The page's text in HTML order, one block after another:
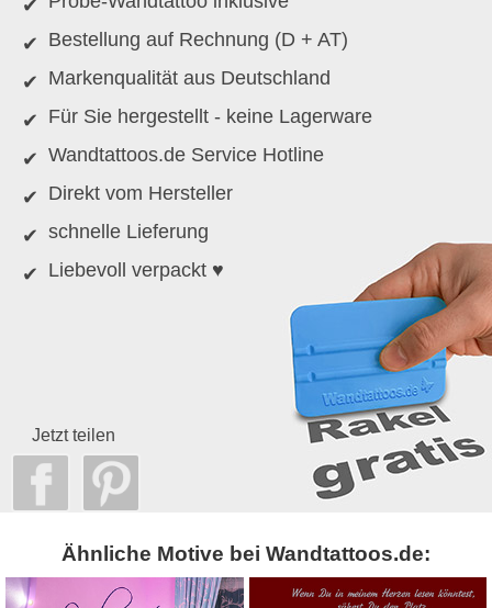
Bestellung auf Rechnung (D + AT)
Markenqualität aus Deutschland
Für Sie hergestellt - keine Lagerware
Wandtattoos.de Service Hotline
Direkt vom Hersteller
schnelle Lieferung
Liebevoll verpackt ♥
Jetzt teilen
Ähnliche Motive bei Wandtattoos.de: